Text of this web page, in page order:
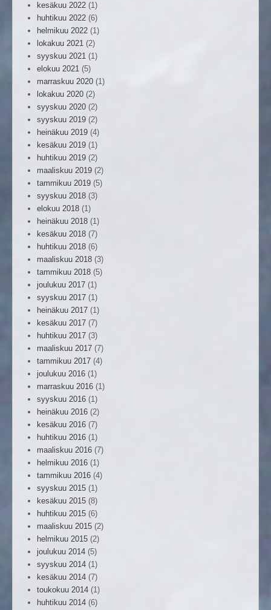
kesäkuu 2022 (1)
huhtikuu 2022 (6)
helmikuu 2022 (1)
lokakuu 2021 (2)
syyskuu 2021 (1)
elokuu 2021 (5)
marraskuu 2020 (1)
lokakuu 2020 (2)
syyskuu 2020 (2)
syyskuu 2019 (2)
heinäkuu 2019 (4)
kesäkuu 2019 (1)
huhtikuu 2019 (2)
maaliskuu 2019 (2)
tammikuu 2019 (5)
syyskuu 2018 (3)
elokuu 2018 (1)
heinäkuu 2018 (1)
kesäkuu 2018 (7)
huhtikuu 2018 (6)
maaliskuu 2018 (3)
tammikuu 2018 (5)
joulukuu 2017 (1)
syyskuu 2017 (1)
heinäkuu 2017 (1)
kesäkuu 2017 (7)
huhtikuu 2017 (3)
maaliskuu 2017 (7)
tammikuu 2017 (4)
joulukuu 2016 (1)
marraskuu 2016 (1)
syyskuu 2016 (1)
heinäkuu 2016 (2)
kesäkuu 2016 (7)
huhtikuu 2016 (1)
maaliskuu 2016 (7)
helmikuu 2016 (1)
tammikuu 2016 (4)
syyskuu 2015 (1)
kesäkuu 2015 (8)
huhtikuu 2015 (6)
maaliskuu 2015 (2)
helmikuu 2015 (2)
joulukuu 2014 (5)
syyskuu 2014 (1)
kesäkuu 2014 (7)
toukokuu 2014 (1)
huhtikuu 2014 (6)